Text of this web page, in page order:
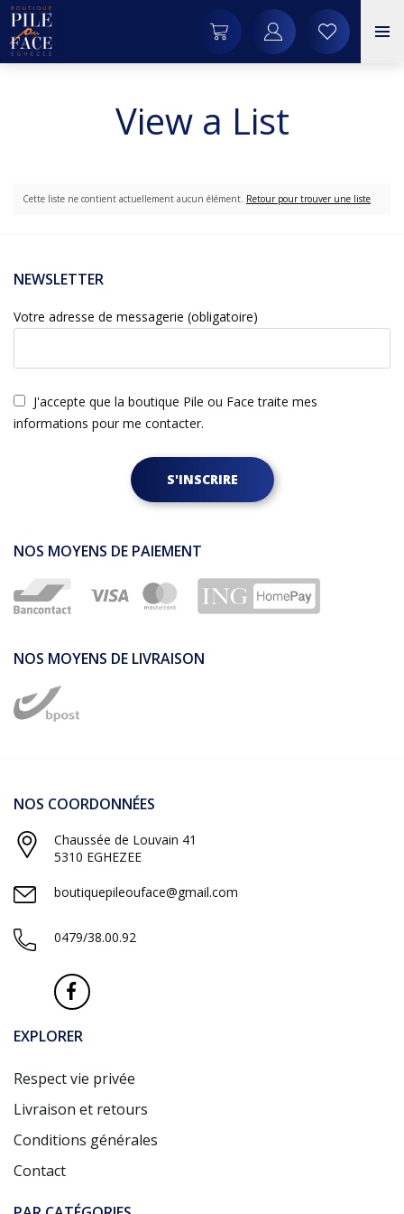
View a List
Cette liste ne contient actuellement aucun élément. Retour pour trouver une liste
NEWSLETTER
Votre adresse de messagerie (obligatoire)
J'accepte que la boutique Pile ou Face traite mes
informations pour me contacter.
S'INSCRIRE
NOS MOYENS DE PAIEMENT
NOS MOYENS DE LIVRAISON
NOS COORDONNÉES
Chaussée de Louvain 41
5310 EGHEZEE
boutiquepileouface@gmail.com
0479/38.00.92
EXPLORER
Respect vie privée
Livraison et retours
Conditions générales
Contact